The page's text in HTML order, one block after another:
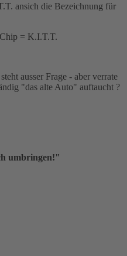
ansich die Bezeichnung für
= K.I.T.T.
ausser Frage - aber verrate
"das alte Auto" auftaucht ?
umbringen!"